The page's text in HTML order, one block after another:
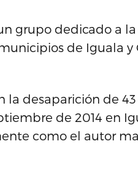
grupo dedicado a la
de Iguala y
la desaparición de
de 2014 en
como el autor